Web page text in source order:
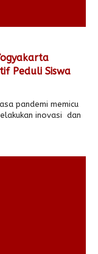
Peduli Siswa
pandemi memicu
inovasi dan